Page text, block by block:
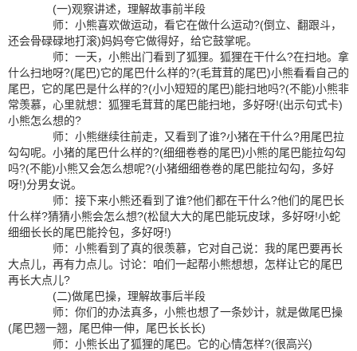
(一)观察讲述，理解故事前半段
师：小熊喜欢做运动，看它在做什么运动?(倒立、翻跟斗，
还会骨碌碌地打滚)妈妈夸它做得好，给它鼓掌呢。
师：一天，小熊出门看到了狐狸。狐狸在干什么?在扫地。拿
什么扫地呀?(尾巴)它的尾巴什么样的?(毛茸茸的尾巴)小熊看看自己的
尾巴，它的尾巴是什么样的?(小小短短的尾巴)能扫地吗?(不能)小熊非
常羡慕，心里就想：狐狸毛茸茸的尾巴能扫地，多好呀!(出示句式卡)
小熊怎么想的?
师：小熊继续往前走，又看到了谁?小猪在干什么?用尾巴拉
勾勾呢。小猪的尾巴什么样的?(细细卷卷的尾巴)小熊的尾巴能拉勾勾
吗?(不能)小熊又会怎么想呢?(小猪细细卷卷的尾巴能拉勾勾，多好
呀!)分男女说。
师：接下来小熊还看到了谁?他们都在干什么?他们的尾巴长
什么样?猜猜小熊会怎么想?(松鼠大大的尾巴能玩皮球，多好呀!小蛇
细细长长的尾巴能拎包，多好呀!)
师：小熊看到了真的很羡慕，它对自己说：我的尾巴要再长
大点儿，再有力点儿。讨论：咱们一起帮小熊想想，怎样让它的尾巴
再长大点儿?
(二)做尾巴操，理解故事后半段
师：你们的办法真多，小熊也想了一条妙计，就是做尾巴操
(尾巴翘一翘，尾巴伸一伸，尾巴长长长)
师：小熊长出了狐狸的尾巴。它的心情怎样?(很高兴)